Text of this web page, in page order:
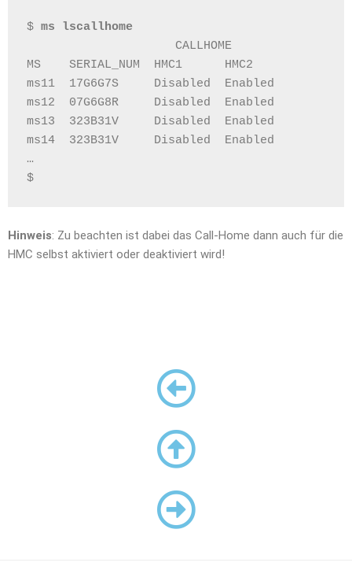
$ ms lscallhome
CALLHOME
MS    SERIAL_NUM  HMC1      HMC2
ms11  17G6G7S     Disabled  Enabled
ms12  07G6G8R     Disabled  Enabled
ms13  323B31V     Disabled  Enabled
ms14  323B31V     Disabled  Enabled
…
$
Hinweis: Zu beachten ist dabei das Call-Home dann auch für die
HMC selbst aktiviert oder deaktiviert wird!